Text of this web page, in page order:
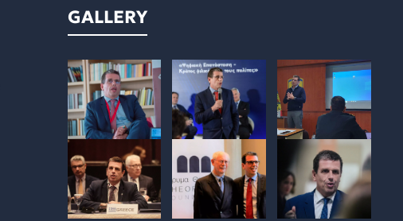
GALLERY